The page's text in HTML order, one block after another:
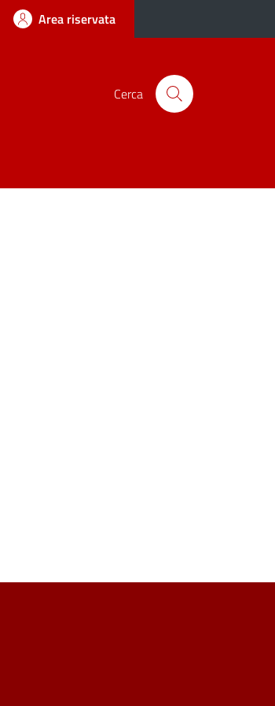
Area riservata
Cerca